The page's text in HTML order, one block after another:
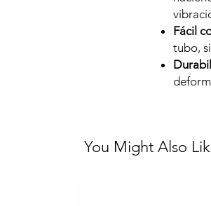
Fácil
tubo,
You Might Also